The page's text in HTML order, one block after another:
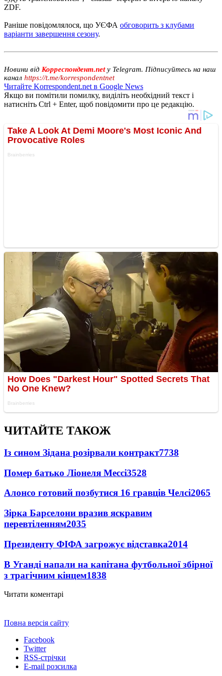
ZDF.
Раніше повідомлялося, що УЄФА обговорить з клубами
варіанти завершення сезону.
Новини від Корреспондент.net у Telegram. Підписуйтесь на наш
канал https://t.me/korrespondentnet
Читайте Korrespondent.net в Google News
Якщо ви помітили помилку, виділіть необхідний текст і
натисніть Ctrl + Enter, щоб повідомити про це редакцію.
ЧИТАЙТЕ ТАКОЖ
Із сином Зідана розірвали контракт7738
Помер батько Ліонеля Мессі3528
Алонсо готовий позбутися 16 гравців Челсі2065
Зірка Барселони вразив яскравим
перевтіленням2035
Президенту ФІФА загрожує відставка2014
В Уганді напали на капітана футбольної збірної
з трагічним кінцем1838
Читати коментарі
Повна версія сайту
Facebook
Twitter
RSS-стрічки
E-mail розсилка